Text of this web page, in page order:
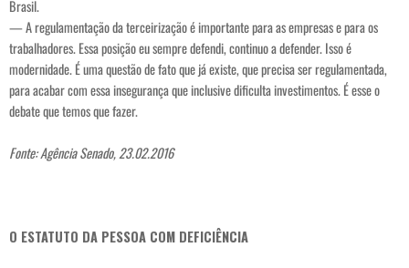
Brasil.
— A regulamentação da terceirização é importante para as empresas e para os
trabalhadores. Essa posição eu sempre defendi, continuo a defender. Isso é
modernidade. É uma questão de fato que já existe, que precisa ser regulamentada,
para acabar com essa insegurança que inclusive dificulta investimentos. É esse o
debate que temos que fazer.
Fonte: Agência Senado, 23.02.2016
O ESTATUTO DA PESSOA COM DEFICIÊNCIA